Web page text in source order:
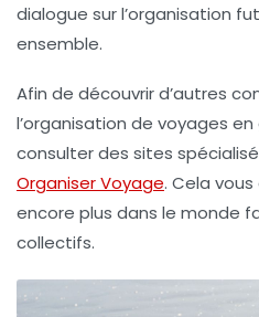
dialogue sur l’organisation
ensemble.
Afin de découvrir d’autres
l’organisation de voyages
consulter des sites
Organiser Voyage. Cela
encore plus dans le monde
collectifs.